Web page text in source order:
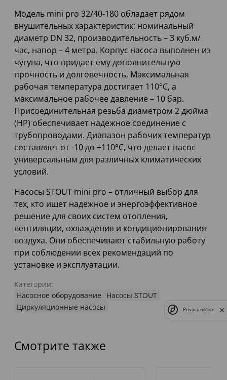
Модель mini pro 32/40-180 обладает рядом
внушительных характеристик: номинальный
диаметр DN 32, производительность – 3 куб.м/
час, напор – 4 метра. Корпус насоса выполнен из
чугуна, что придает ему дополнительную
прочность и долговечность. Максимальная
рабочая температура достигает 110°C, а
максимальное рабочее давление – 10 бар.
Присоединительная резьба диаметром 2 дюйма
(НР) обеспечивает надежное соединение с
трубопроводами. Диапазон рабочих температур
составляет от -10 до +110°C, что делает насос
универсальным для различных климатических
условий.
Насосы STOUT mini pro – отличный выбор для
тех, кто ищет надежное и энергоэффективное
решение для своих систем отопления,
вентиляции, охлаждения и кондиционирования
воздуха. Они обеспечивают стабильную работу
при соблюдении всех рекомендаций по
установке и эксплуатации.
Категории:
Насосное оборудование
Насосы STOUT
Циркуляционные насосы
Смотрите также
Privacy notice